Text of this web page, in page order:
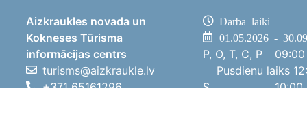
Aizkraukles novada un
Kokneses Tūrisma
informācijas centrs
turisms@aizkraukle.lv
+371 65161296
Darba laiki
01.05.2026 -
P, O, T, C, P
Pusdienu laiks
S
10:00